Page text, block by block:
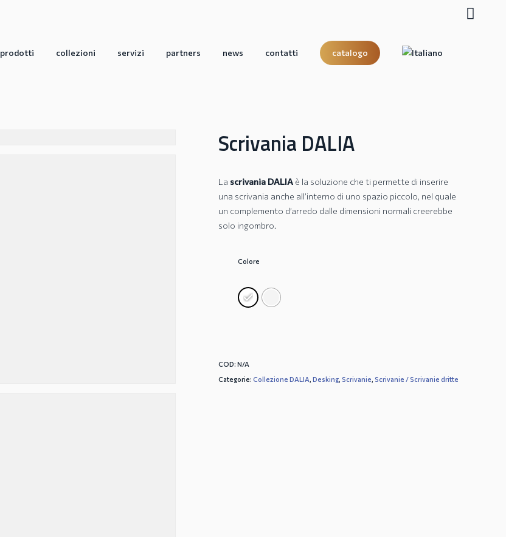
prodotti collezioni servizi partners news contatti catalogo
Scrivania DALIA
La scrivania DALIA è la soluzione che ti permette di inserire
una scrivania anche all’interno di uno spazio piccolo, nel quale
un complemento d’arredo dalle dimensioni normali creerebbe
solo ingombro.
Colore
COD:N/A
Categorie:Collezione DALIA,Desking, Scrivanie, Scrivanie / Scrivanie dritte